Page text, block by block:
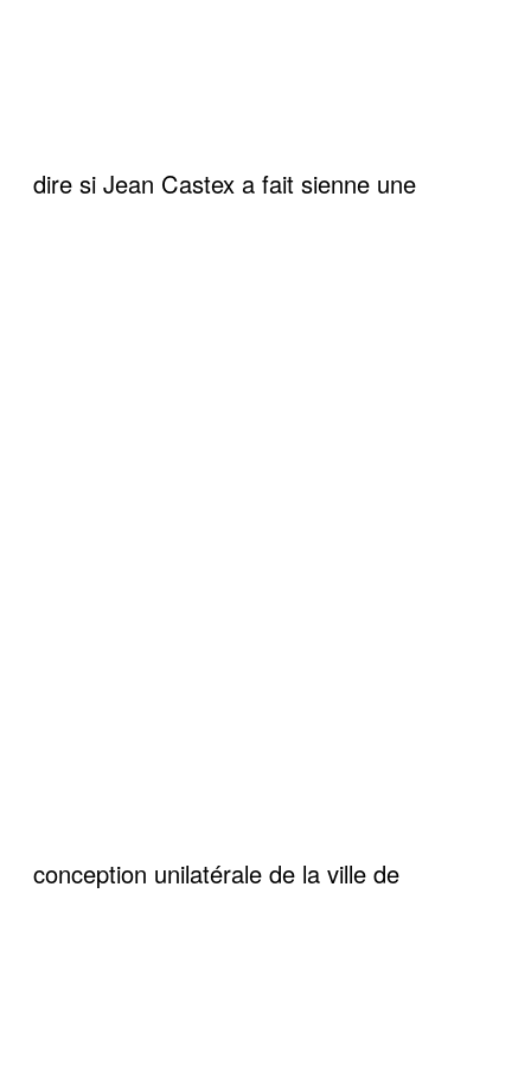
dire si Jean Castex a fait sienne une
conception unilatérale de la ville de